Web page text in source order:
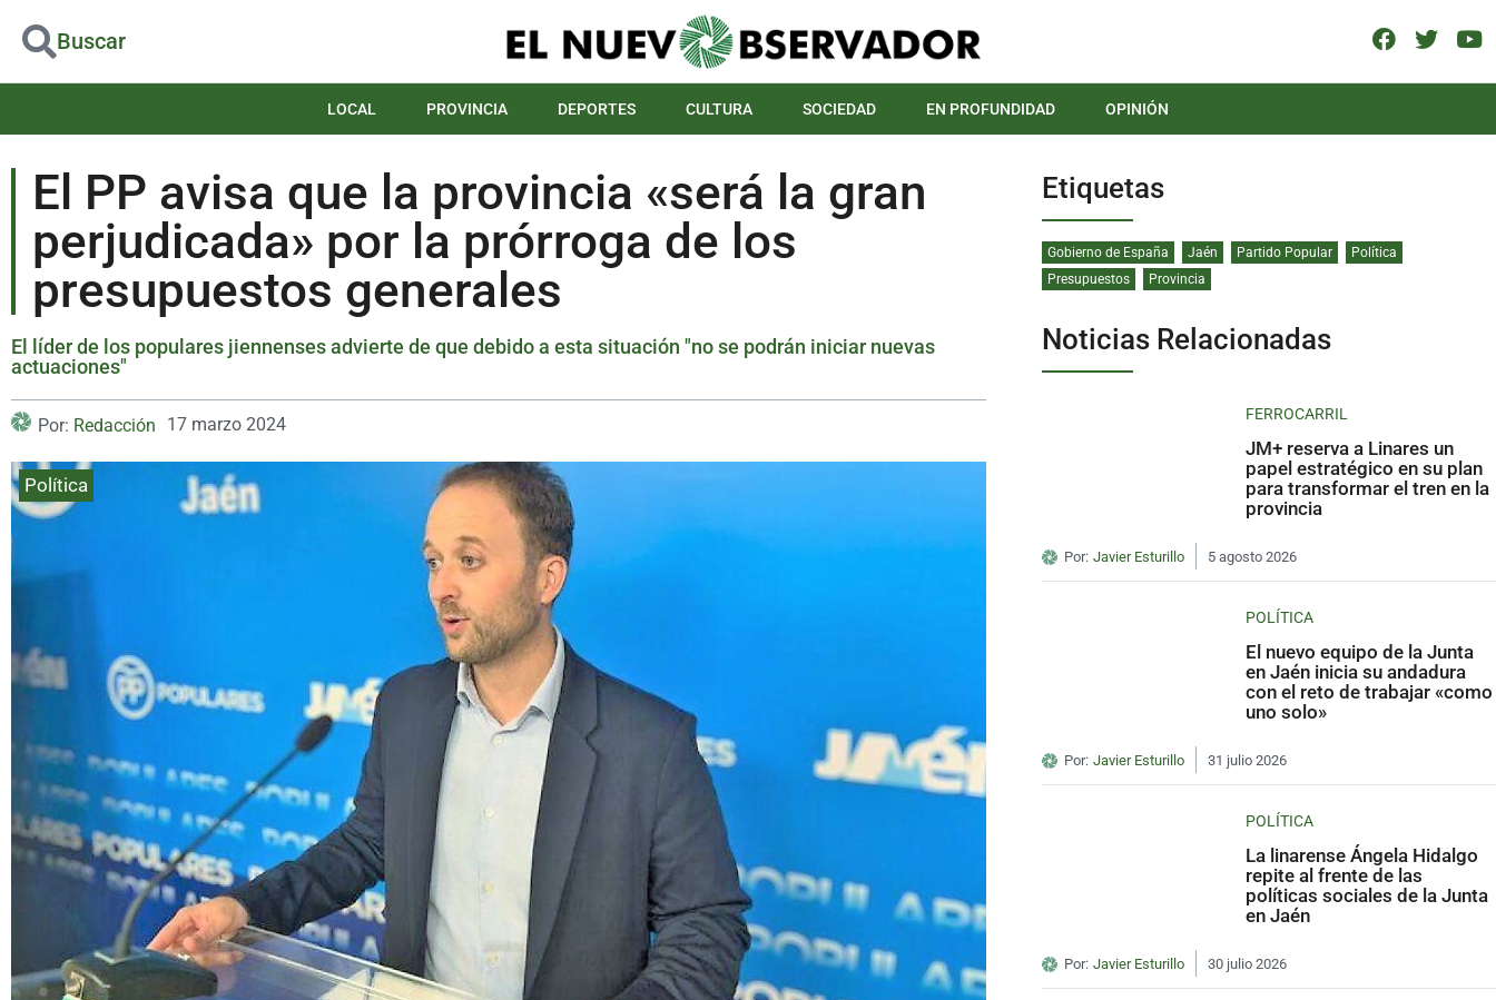
Buscar
LOCAL PROVINCIA DEPORTES CULTURA SOCIEDAD EN PROFUNDIDAD OPINIÓN
El PP avisa que la provincia «será la gran
perjudicada» por la prórroga de los
presupuestos generales
El líder de los populares jiennenses advierte de que debido a esta situación "no se podrán iniciar nuevas
actuaciones"
Por: Redacción 17 marzo 2024
Política
Etiquetas
Gobierno de España Jaén Partido Popular
Política
Presupuestos
Provincia
Noticias Relacionadas
FERROCARRIL
JM+ reserva a Linares un
papel estratégico en su plan
para transformar el tren en la
provincia
Por: Javier Esturillo 5 agosto 2026
POLÍTICA
El nuevo equipo de la Junta
en Jaén inicia su andadura
con el reto de trabajar «como
uno solo»
Por: Javier Esturillo 31 julio 2026
POLÍTICA
La linarense Ángela Hidalgo
repite al frente de las
políticas sociales de la Junta
en Jaén
Por: Javier Esturillo 30 julio 2026